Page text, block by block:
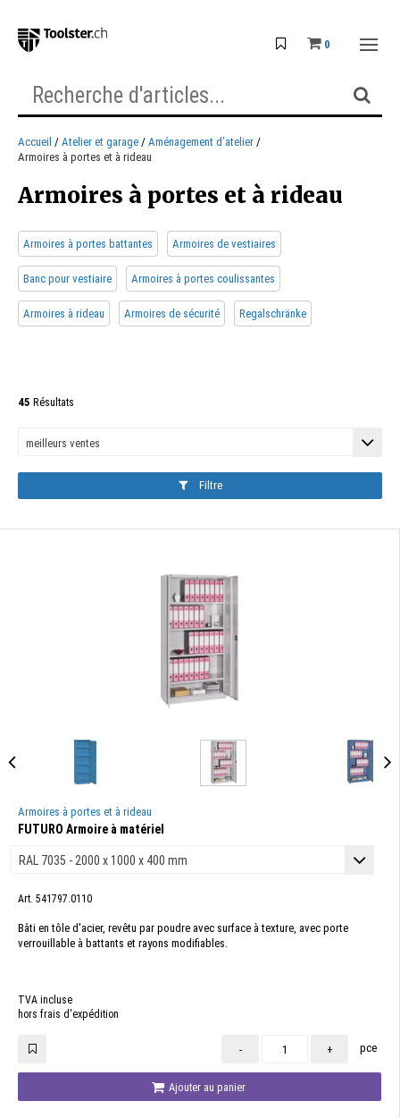
0
Accueil Atelier et garage
Aménagement d’atelier
Armoires à portes et à rideau
Armoires à portes et à rideau
Armoires à portes battantes Armoires de vestiaires
Banc pour vestiaire Armoires à portes coulissantes
Armoires à rideau Armoires de sécurité Regalschränke
45 Résultats
Filtre
Armoires à portes et à rideau
FUTURO Armoire à matériel
Art. 541797.0110
Bâti en tôle d'acier, revêtu par poudre avec surface à texture, avec porte
verrouillable à battants et rayons modifiables.
TVA incluse
hors frais d'expédition
- + pce
Ajouter au panier